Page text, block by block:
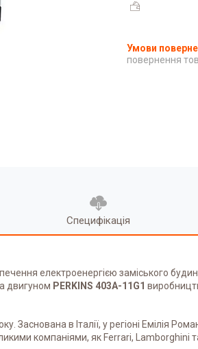
повернення
Специфікація
електроенергією заміського
двигуном PERKINS 403А-11G1
Заснована в Італії, у регіоні Емілія
компаніями, як Ferrari, Lamborghini